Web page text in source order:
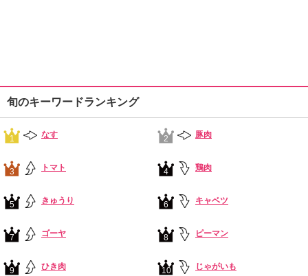
旬のキーワードランキング
1 なす 2 豚肉
3 トマト 4 鶏肉
5 きゅうり 6 キャベツ
7 ゴーヤ 8 ピーマン
9 ひき肉 10 じゃがいも